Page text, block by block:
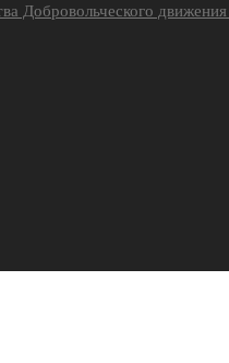
Добровольческого